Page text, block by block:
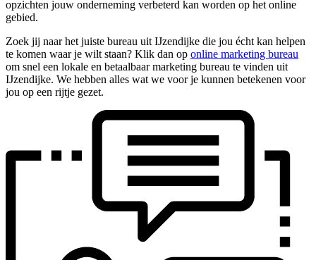
opzichten jouw onderneming verbeterd kan worden op het online
gebied.
Zoek jij naar het juiste bureau uit IJzendijke die jou écht kan helpen
te komen waar je wilt staan? Klik dan op online marketing bureau
om snel een lokale en betaalbaar marketing bureau te vinden uit
IJzendijke. We hebben alles wat we voor je kunnen betekenen voor
jou op een rijtje gezet.